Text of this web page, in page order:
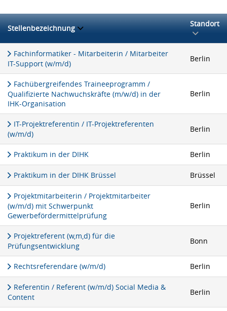
Stellenbezeichnung Standort
Fachinformatiker - Mitarbeiterin / Mitarbeiter
IT-Support (w/m/d)
Berlin
Fachübergreifendes Traineeprogramm /
Qualifizierte Nachwuchskräfte (m/w/d) in der
IHK-Organisation
Berlin
IT-Projektreferentin / IT-Projektreferenten
(w/m/d)
Berlin
Praktikum in der DIHK Berlin
Praktikum in der DIHK Brüssel Brüssel
Projektmitarbeiterin / Projektmitarbeiter
(w/m/d) mit Schwerpunkt
Gewerbefördermittelprüfung
Berlin
Projektreferent (w,m,d) für die
Prüfungsentwicklung
Bonn
Rechtsreferendare (w/m/d) Berlin
Referentin / Referent (w/m/d) Social Media &
Content
Berlin